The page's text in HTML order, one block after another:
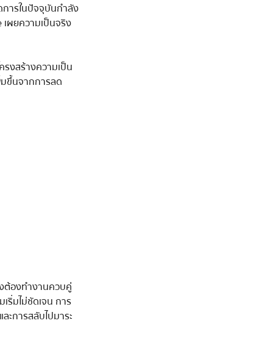
ารในปัจจุบันกำลัง
ผยความเป็นจริง
งสร้างความเป็น
ขึ้นจากการลด
ต้องทำงานควบคู่
มไม่ชัดเจน การ
การสลับไปมาระ